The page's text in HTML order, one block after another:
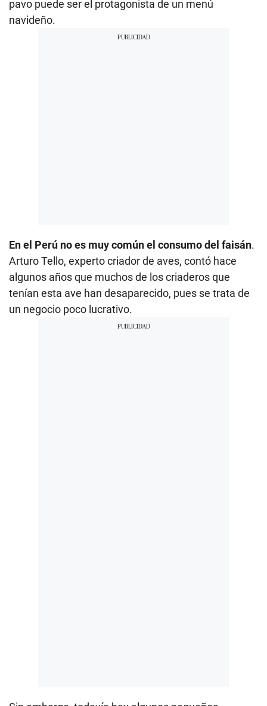
pavo puede ser el protagonista de un menú
navideño.
En el Perú no es muy común el consumo del faisán.
Arturo Tello, experto criador de aves, contó hace
algunos años que muchos de los criaderos que
tenían esta ave han desaparecido, pues se trata de
un negocio poco lucrativo.